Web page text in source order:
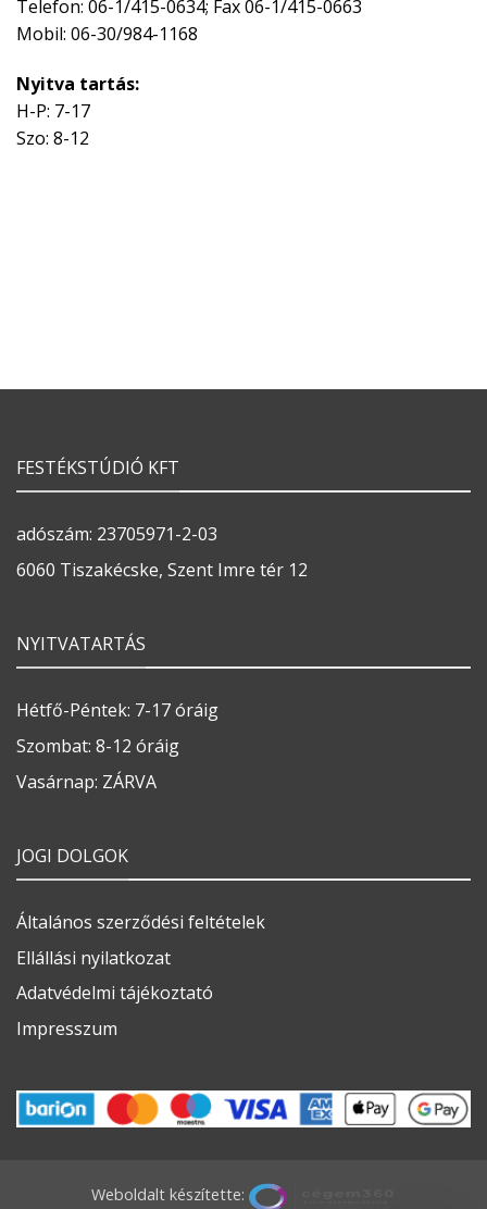
Telefon: 06-1/415-0634; Fax 06-1/415-0663
Mobil: 06-30/984-1168
Nyitva tartás:
H-P: 7-17
Szo: 8-12
FESTÉKSTÚDIÓ KFT
adószám: 23705971-2-03
6060 Tiszakécske, Szent Imre tér 12
NYITVATARTÁS
Hétfő-Péntek: 7-17 óráig
Szombat: 8-12 óráig
Vasárnap: ZÁRVA
JOGI DOLGOK
Általános szerződési feltételek
Ellállási nyilatkozat
Adatvédelmi tájékoztató
Impresszum
Weboldalt készítette: